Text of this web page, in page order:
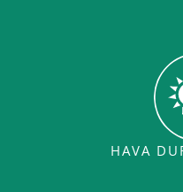
HAVA